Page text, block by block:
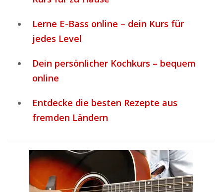
Lerne E-Bass online – dein Kurs für
jedes Level
Dein persönlicher Kochkurs – bequem
online
Entdecke die besten Rezepte aus
fremden Ländern